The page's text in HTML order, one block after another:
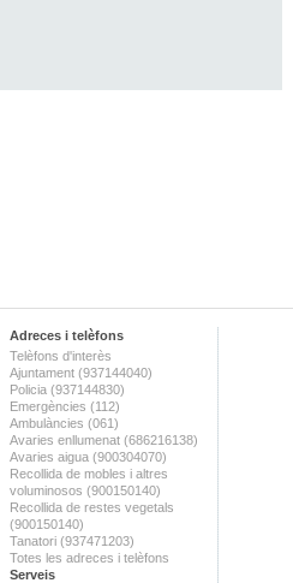
Adreces i telèfons
Telèfons d'interès
Ajuntament (937144040)
Policia (937144830)
Emergències (112)
Ambulàncies (061)
Avaries enllumenat (686216138)
Avaries aigua (900304070)
Recollida de mobles i altres
voluminosos (900150140)
Recollida de restes vegetals
(900150140)
Tanatori (937471203)
Totes les adreces i telèfons
Serveis